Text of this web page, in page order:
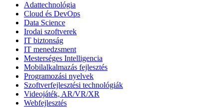
Adattechnológia
Cloud és DevOps
Data Science
Irodai szoftverek
IT biztonság
IT menedzsment
Mesterséges Intelligencia
Mobilalkalmazás fejlesztés
Programozási nyelvek
Szoftverfejlesztési technológiák
Videojáték, AR/VR/XR
Webfejlesztés